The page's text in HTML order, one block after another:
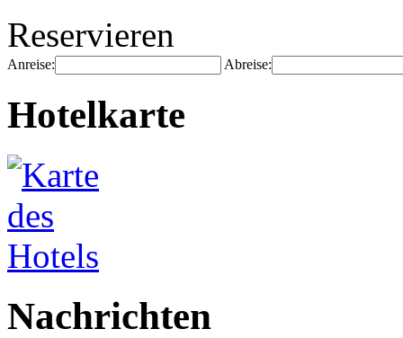
Reservieren
Anreise: Abreise:
Hotelkarte
Nachrichten